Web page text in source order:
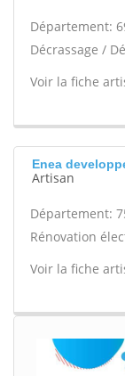
Département:
Décrassage /
Voir la fiche
Enea
Artisan
Département:
Rénovation
Voir la fiche